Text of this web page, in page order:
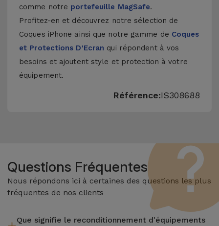
comme notre portefeuille MagSafe.
Profitez-en et découvrez notre sélection de
Coques iPhone ainsi que notre gamme de Coques
et Protections D'Ecran qui répondent à vos
besoins et ajoutent style et protection à votre
équipement.
Référence:IS308688
Questions Fréquentes
Nous répondons ici à certaines des questions les plus
fréquentes de nos clients
Que signifie le reconditionnement d'équipements